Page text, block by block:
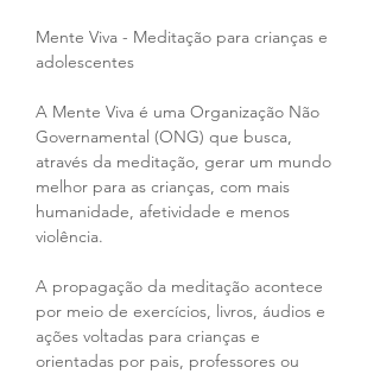
Mente Viva - Meditação para crianças e
adolescentes
A Mente Viva é uma Organização Não
Governamental (ONG) que busca,
através da meditação, gerar um mundo
melhor para as crianças, com mais
humanidade, afetividade e menos
violência.
A propagação da meditação acontece
por meio de exercícios, livros, áudios e
ações voltadas para crianças e
orientadas por pais, professores ou